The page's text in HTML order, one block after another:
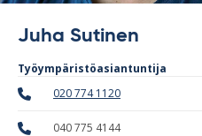
Juha Sutinen
Työympäristöasiantuntija
020 774 1120
040 775 4144